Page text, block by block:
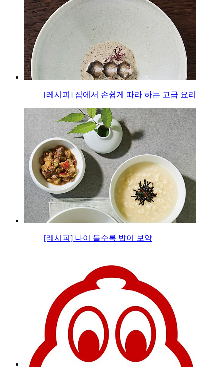
[레시피] 집에서 손쉽게 따라 하는 고급 요리
[레시피] 나이 들수록 밥이 보약